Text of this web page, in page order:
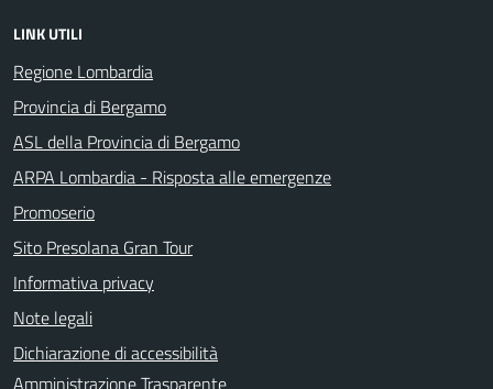
LINK UTILI
Regione Lombardia
Provincia di Bergamo
ASL della Provincia di Bergamo
ARPA Lombardia - Risposta alle emergenze
Promoserio
Sito Presolana Gran Tour
Informativa privacy
Note legali
Dichiarazione di accessibilità
Amministrazione Trasparente